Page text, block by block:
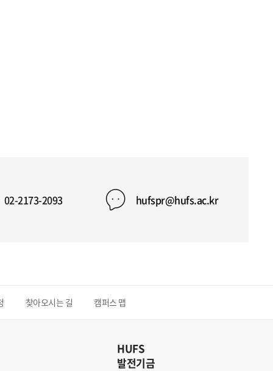
02-2173-2093 hufspr@hufs.ac.kr
찾아오시는 길 캠퍼스 맵
HUFS
발전기금